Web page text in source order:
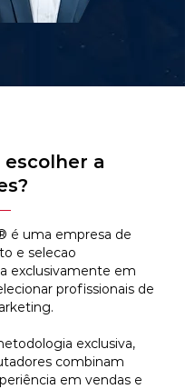
escolher a
é uma empresa de
e selecao
exclusivamente em
profissionais de
exclusiva,
combinam
em vendas e